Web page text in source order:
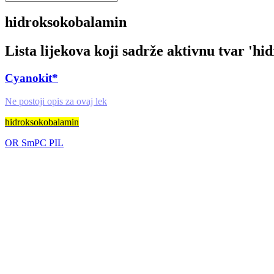
hidroksokobalamin
Lista lijekova koji sadrže aktivnu tvar '
Cyanokit*
Ne postoji opis za ovaj lek
hidroksokobalamin
OR SmPC PIL